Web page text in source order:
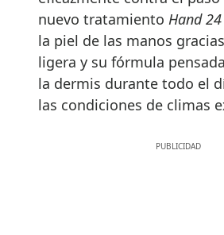
nuevo tratamiento Hand
la piel de las manos
ligera y su fórmula
la dermis durante todo el
las condiciones de climas